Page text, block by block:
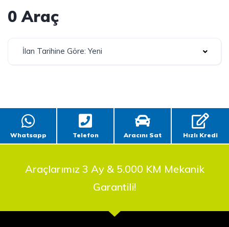
0 Araç
İlan Tarihine Göre: Yeni
Whatsapp Telefon Aracını Sat Hızlı Kredi
Araçlarımız 3 Ay & 5.000 KM Mekanik
Garantili!